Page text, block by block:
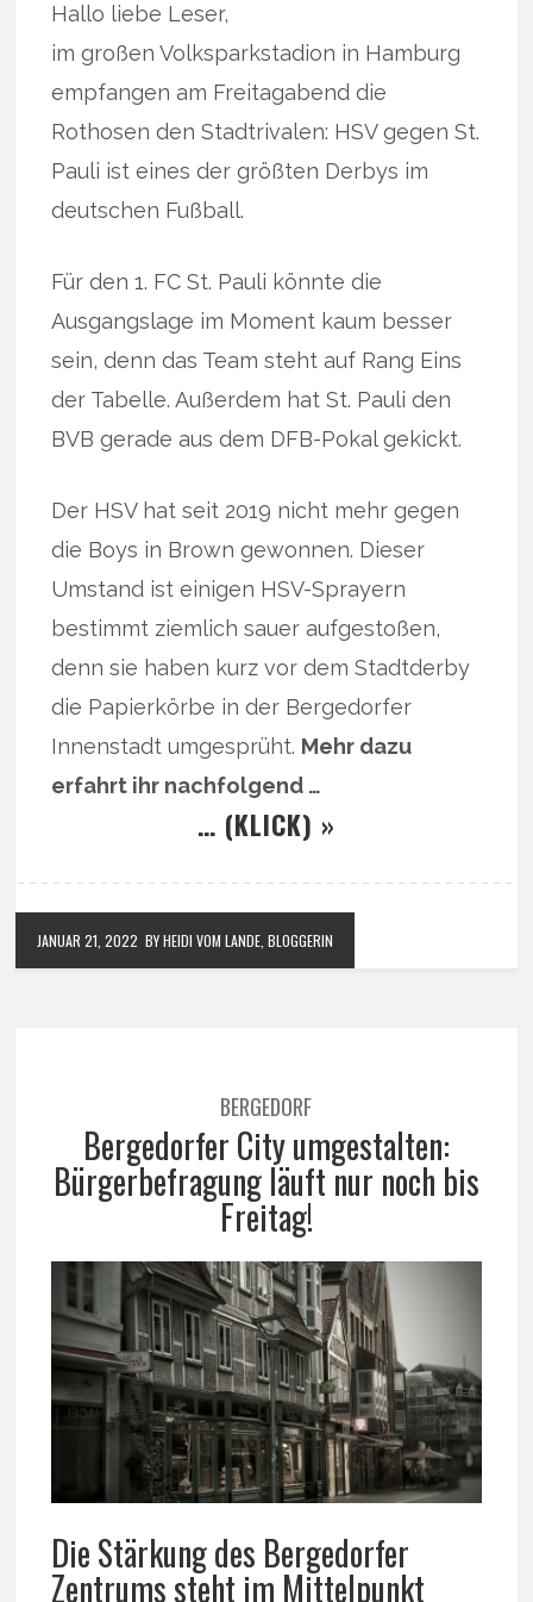
Hallo liebe Leser,
im großen Volksparkstadion in Hamburg
empfangen am Freitagabend die
Rothosen den Stadtrivalen: HSV gegen St.
Pauli ist eines der größten Derbys im
deutschen Fußball.
Für den 1. FC St. Pauli könnte die
Ausgangslage im Moment kaum besser
sein, denn das Team steht auf Rang Eins
der Tabelle. Außerdem hat St. Pauli den
BVB gerade aus dem DFB-Pokal gekickt.
Der HSV hat seit 2019 nicht mehr gegen
die Boys in Brown gewonnen. Dieser
Umstand ist einigen HSV-Sprayern
bestimmt ziemlich sauer aufgestoßen,
denn sie haben kurz vor dem Stadtderby
die Papierkörbe in der Bergedorfer
Innenstadt umgesprüht. Mehr dazu
erfahrt ihr nachfolgend …
… (KLICK) »
JANUAR 21, 2022 BY HEIDI VOM LANDE, BLOGGERIN
BERGEDORF
Bergedorfer City umgestalten:
Bürgerbefragung läuft nur noch bis
Freitag!
Die Stärkung des Bergedorfer
Zentrums steht im Mittelpunkt